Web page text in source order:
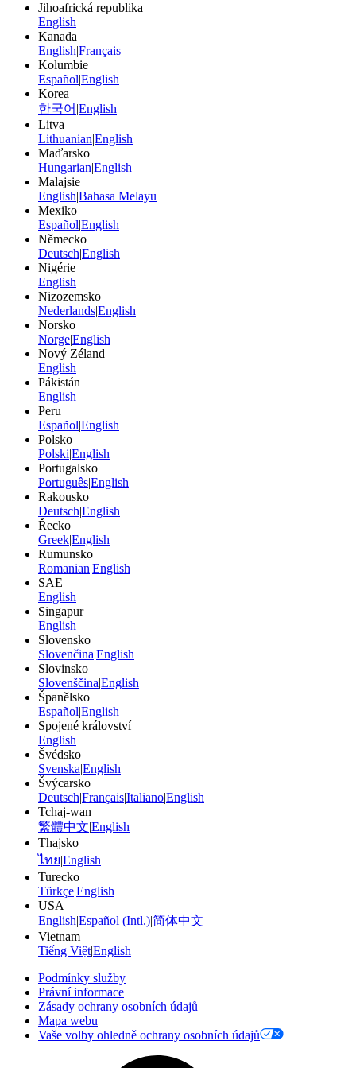
Jihoafrická republika
English
Kanada
English|Français
Kolumbie
Español|English
Korea
한국어 |English
Litva
Lithuanian|English
Maďarsko
Hungarian|English
Malajsie
English|Bahasa Melayu
Mexiko
Español|English
Německo
Deutsch|English
Nigérie
English
Nizozemsko
Nederlands|English
Norsko
Norge|English
Nový Zéland
English
Pákistán
English
Peru
Español|English
Polsko
Polski|English
Portugalsko
Português|English
Rakousko
Deutsch|English
Řecko
Greek|English
Rumunsko
Romanian|English
SAE
English
Singapur
English
Slovensko
Slovenčina|English
Slovinsko
Slovenščina|English
Španělsko
Español|English
Spojené království
English
Švédsko
Svenska|English
Švýcarsko
Deutsch|Français|Italiano|English
Tchaj-wan
繁體中文|English
Thajsko
ไทย|English
Turecko
Türkçe|English
USA
English|Español (Intl.)|简体中文
Vietnam
Tiếng Việt|English
Podmínky služby
Právní informace
Zásady ochrany osobních údajů
Mapa webu
Vaše volby ohledně ochrany osobních údajů